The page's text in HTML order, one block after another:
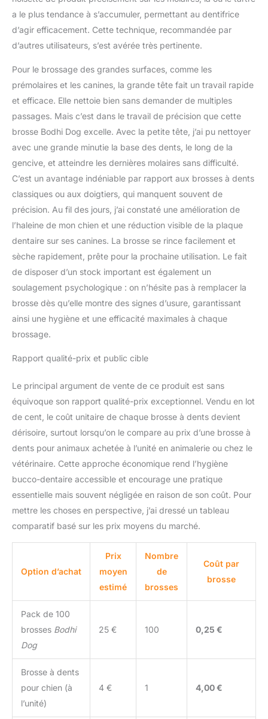
a le plus tendance à s’accumuler, permettant au dentifrice
d’agir efficacement. Cette technique, recommandée par
d’autres utilisateurs, s’est avérée très pertinente.
Pour le brossage des grandes surfaces, comme les
prémolaires et les canines, la grande tête fait un travail rapide
et efficace. Elle nettoie bien sans demander de multiples
passages. Mais c’est dans le travail de précision que cette
brosse Bodhi Dog excelle. Avec la petite tête, j’ai pu nettoyer
avec une grande minutie la base des dents, le long de la
gencive, et atteindre les dernières molaires sans difficulté.
C’est un avantage indéniable par rapport aux brosses à dents
classiques ou aux doigtiers, qui manquent souvent de
précision. Au fil des jours, j’ai constaté une amélioration de
l’haleine de mon chien et une réduction visible de la plaque
dentaire sur ses canines. La brosse se rince facilement et
sèche rapidement, prête pour la prochaine utilisation. Le fait
de disposer d’un stock important est également un
soulagement psychologique : on n’hésite pas à remplacer la
brosse dès qu’elle montre des signes d’usure, garantissant
ainsi une hygiène et une efficacité maximales à chaque
brossage.
Rapport qualité-prix et public cible
Le principal argument de vente de ce produit est sans
équivoque son rapport qualité-prix exceptionnel. Vendu en lot
de cent, le coût unitaire de chaque brosse à dents devient
dérisoire, surtout lorsqu’on le compare au prix d’une brosse à
dents pour animaux achetée à l’unité en animalerie ou chez le
vétérinaire. Cette approche économique rend l’hygiène
bucco-dentaire accessible et encourage une pratique
essentielle mais souvent négligée en raison de son coût. Pour
mettre les choses en perspective, j’ai dressé un tableau
comparatif basé sur les prix moyens du marché.
Option d’achat
Prix
moyen
estimé
Nombre
de
brosses
Coût par
brosse
Pack de 100
brosses Bodhi
Dog
25 € 100 0,25 €
Brosse à dents
pour chien (à
l’unité)
4 € 1 4,00 €